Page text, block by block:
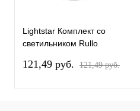
Lightstar Комплект со
светильником Rullo
121,49 pуб. 121,49 pуб.